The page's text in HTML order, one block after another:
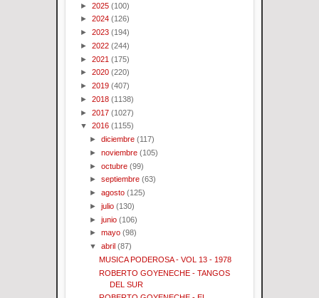
► 2025 (100)
► 2024 (126)
► 2023 (194)
► 2022 (244)
► 2021 (175)
► 2020 (220)
► 2019 (407)
► 2018 (1138)
► 2017 (1027)
▼ 2016 (1155)
►diciembre (117)
►noviembre (105)
►octubre (99)
►septiembre (63)
►agosto (125)
►julio (130)
►junio (106)
►mayo (98)
▼abril (87)
MUSICA PODEROSA - VOL 13 - 1978
ROBERTO GOYENECHE - TANGOS
DEL SUR